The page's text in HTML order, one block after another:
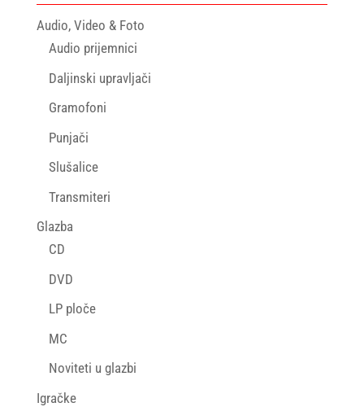
Audio, Video & Foto
Audio prijemnici
Daljinski upravljači
Gramofoni
Punjači
Slušalice
Transmiteri
Glazba
CD
DVD
LP ploče
MC
Noviteti u glazbi
Igračke